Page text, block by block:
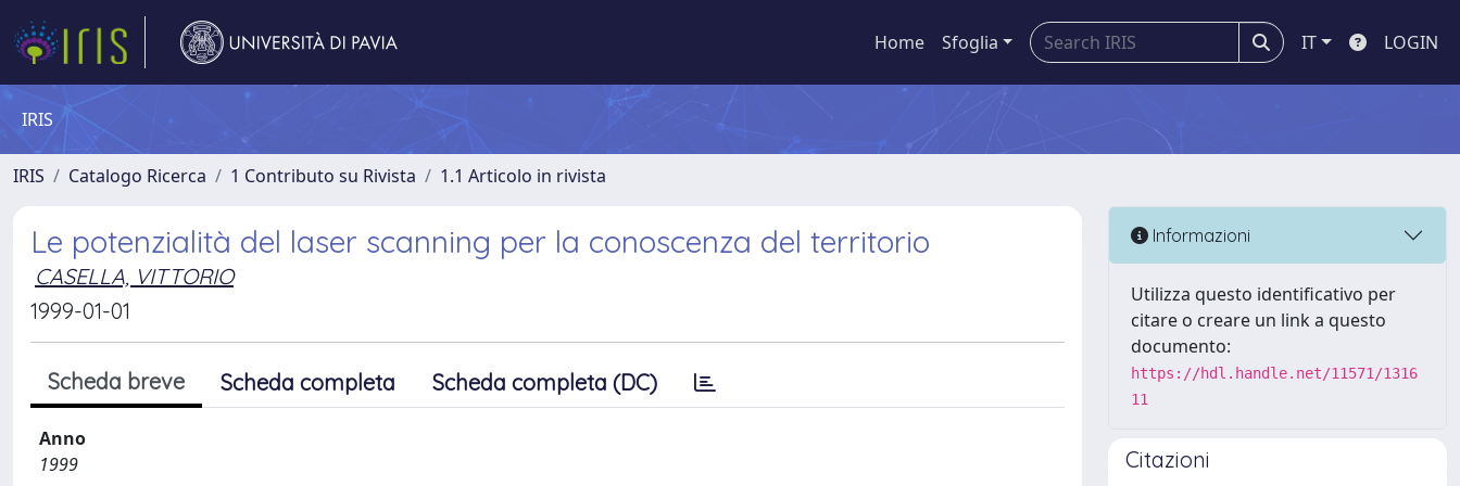
Home Sfoglia IT LOGIN
IRIS
IRIS Catalogo Ricerca 1 Contributo su Rivista 1.1 Articolo in rivista
Le potenzialità del laser scanning per la conoscenza del territorio
CASELLA, VITTORIO
1999-01-01
Scheda breve Scheda completa Scheda completa (DC)
Anno
1999
Informazioni
Utilizza questo identificativo per
citare o creare un link a questo
documento:
https://hdl.handle.net/11571/1316
11
Citazioni